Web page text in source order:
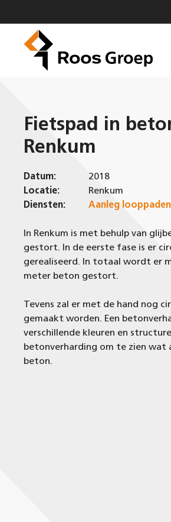
inhoud
Fietspad in
Renkum
Datum:
2018
Locatie:
Renkum
Diensten:
Aanleg
In Renkum is met behulp van
gestort. In de eerste fase is er
gerealiseerd. In totaal wordt er
meter beton gestort.
Tevens zal er met de hand nog
gemaakt worden. Een
verschillende kleuren en
betonverharding om te zien wat
beton.